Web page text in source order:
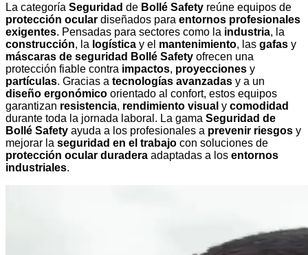
La categoría Seguridad de Bollé Safety reúne equipos de
protección ocular diseñados para entornos profesionales
exigentes. Pensadas para sectores como la industria, la
construcción, la logística y el mantenimiento, las gafas y
máscaras de seguridad Bollé Safety ofrecen una
protección fiable contra impactos, proyecciones y
partículas. Gracias a tecnologías avanzadas y a un
diseño ergonómico orientado al confort, estos equipos
garantizan resistencia, rendimiento visual y comodidad
durante toda la jornada laboral. La gama Seguridad de
Bollé Safety ayuda a los profesionales a prevenir riesgos y
mejorar la seguridad en el trabajo con soluciones de
protección ocular duradera adaptadas a los entornos
industriales.